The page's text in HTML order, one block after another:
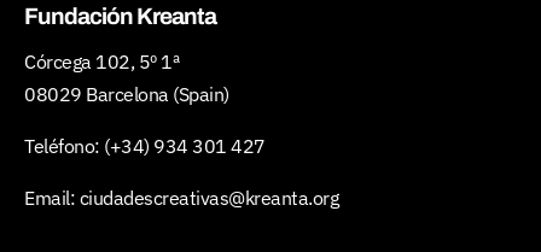
Fundación Kreanta
Córcega 102, 5º 1ª
08029 Barcelona (Spain)
Teléfono: (+34) 934 301 427
Email: ciudadescreativas@kreanta.org